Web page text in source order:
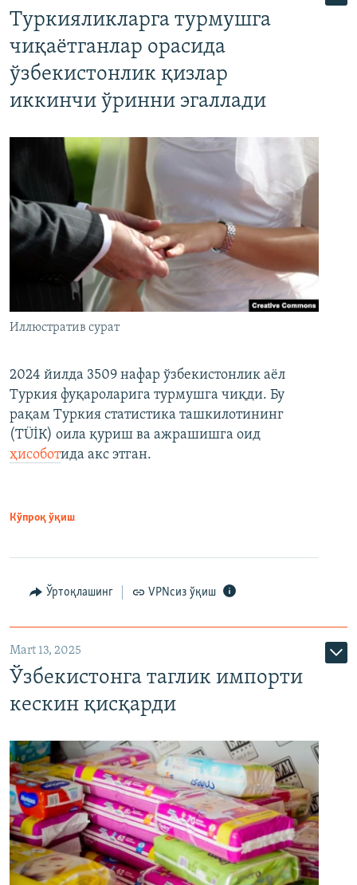
Туркияликларга турмушга
чиқаётганлар орасида
ўзбекистонлик қизлар
иккинчи ўринни эгаллади
Иллюстратив сурат
2024 йилда 3509 нафар ўзбекистонлик аёл
Туркия фуқароларига турмушга чиқди. Бу
рақам Туркия статистика ташкилотининг
(ТÜİК) оила қуриш ва ажрашишга оид
ҳисоботида акс этган.
Кўпроқ ўқиш
Ўртоқлашинг VPNсиз ўқиш
Mart 13, 2025
Ўзбекистонга таглик импорти
кескин қисқарди